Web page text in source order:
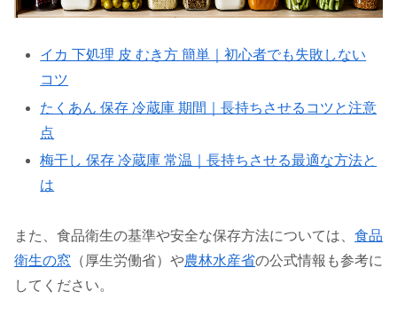
イカ 下処理 皮 むき方 簡単｜初心者でも失敗しない
コツ
たくあん 保存 冷蔵庫 期間｜長持ちさせるコツと注意
点
梅干し 保存 冷蔵庫 常温｜長持ちさせる最適な方法と
は
また、食品衛生の基準や安全な保存方法については、 食品
衛生の窓 （厚生労働省）や農林水産省の公式情報も参考に
してください。